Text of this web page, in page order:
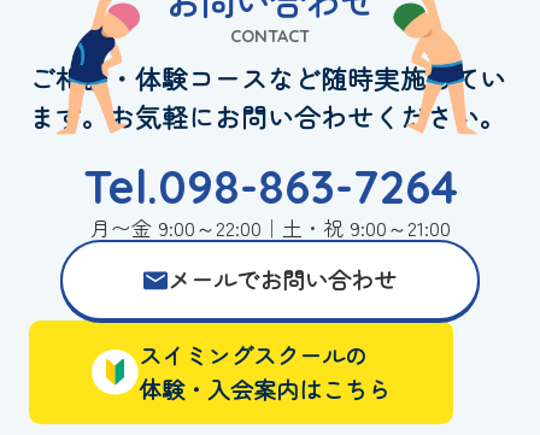
CONTACT
ご相談・体験コースなど随時実施してい
ます。お気軽にお問い合わせください。
Tel.098-863-7264
月〜金 9:00～22:00｜土・祝 9:00～21:00
メールでお問い合わせ
スイミングスクールの
体験・入会案内はこちら